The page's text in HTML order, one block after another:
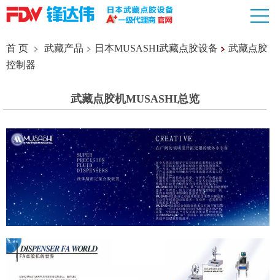
首 页 武藏产品 日本MUSASHI武藏点胶设备
武藏点胶
控制器
武藏点胶机MUSASHI总览